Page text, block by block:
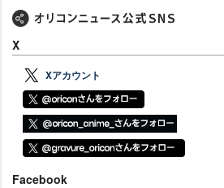
X
Xアカウント
Facebook